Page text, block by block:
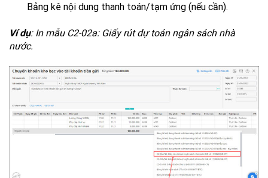
Bảng kê nội dung thanh toán/tạm ứng (nếu cần).
Ví dụ: In mẫu C2-02a: Giấy rút dự toán ngân sách nhà
nước.